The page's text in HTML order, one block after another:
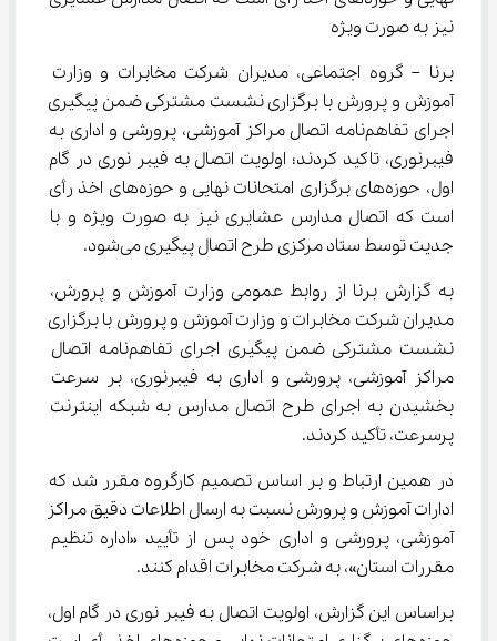
نیز به صورت ویژه
برنا – گروه اجتماعی، مدیران شرکت مخابرات و وزارت
آموزش و پرورش با برگزاری نشست مشترکی ضمن پیگیری
اجرای تفاهم‌نامه اتصال مراکز آموزشی، پرورشی و اداری به
فیبرنوری، تاکید کردند؛ اولویت اتصال به فیبر نوری در گام
اول، حوزه‌های برگزاری امتحانات نهایی و حوزه‌های اخذ رأی
است که اتصال مدارس عشایری نیز به صورت ویژه و با
جدیت توسط ستاد مرکزی طرح اتصال پیگیری می‌شود.
به گزارش برنا از روابط عمومی وزارت آموزش و پرورش،
مدیران شرکت مخابرات و وزارت آموزش و پرورش با برگزاری
نشست مشترکی ضمن پیگیری اجرای تفاهم‌نامه اتصال
مراکز آموزشی، پرورشی و اداری به فیبرنوری، بر سرعت
بخشیدن به اجرای طرح اتصال مدارس به شبکه اینترنت
پرسرعت، تأکید کردند.
در همین ارتباط و بر اساس تصمیم کارگروه مقرر شد که
ادارات آموزش و پرورش نسبت به ارسال اطلاعات دقیق مراکز
آموزشی، پرورشی و اداری خود پس از تأیید «اداره تنظیم
مقررات استان»، به شرکت مخابرات اقدام کنند.
براساس این گزارش، اولویت اتصال به فیبر نوری در گام اول،